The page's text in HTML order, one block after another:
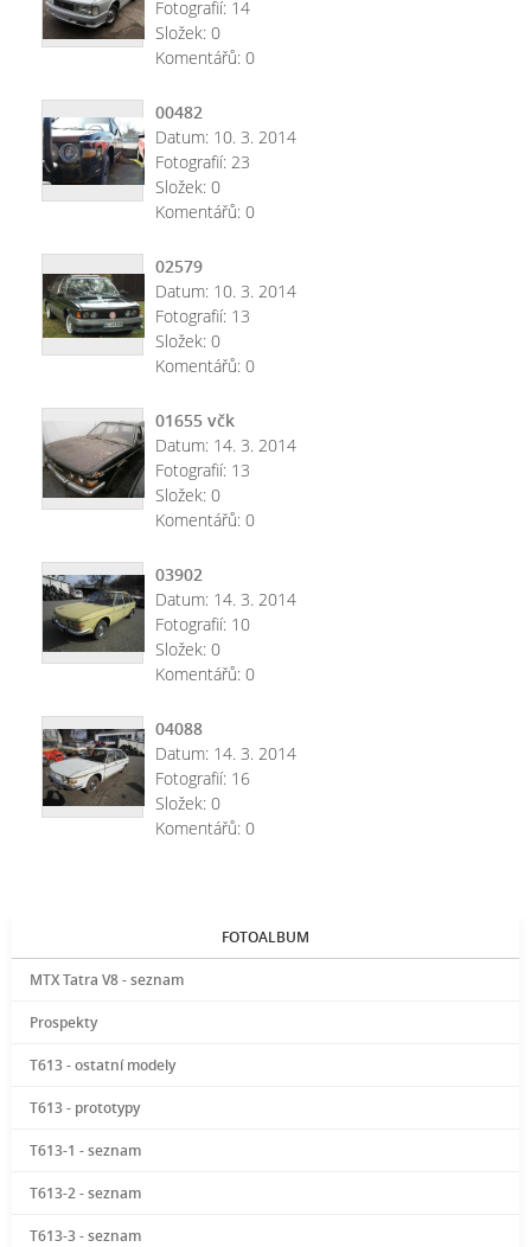
Fotografií: 14
Složek: 0
Komentářů: 0
00482
Datum: 10. 3. 2014
Fotografií: 23
Složek: 0
Komentářů: 0
02579
Datum: 10. 3. 2014
Fotografií: 13
Složek: 0
Komentářů: 0
01655 včk
Datum: 14. 3. 2014
Fotografií: 13
Složek: 0
Komentářů: 0
03902
Datum: 14. 3. 2014
Fotografií: 10
Složek: 0
Komentářů: 0
04088
Datum: 14. 3. 2014
Fotografií: 16
Složek: 0
Komentářů: 0
FOTOALBUM
MTX Tatra V8 - seznam
Prospekty
T613 - ostatní modely
T613 - prototypy
T613-1 - seznam
T613-2 - seznam
T613-3 - seznam